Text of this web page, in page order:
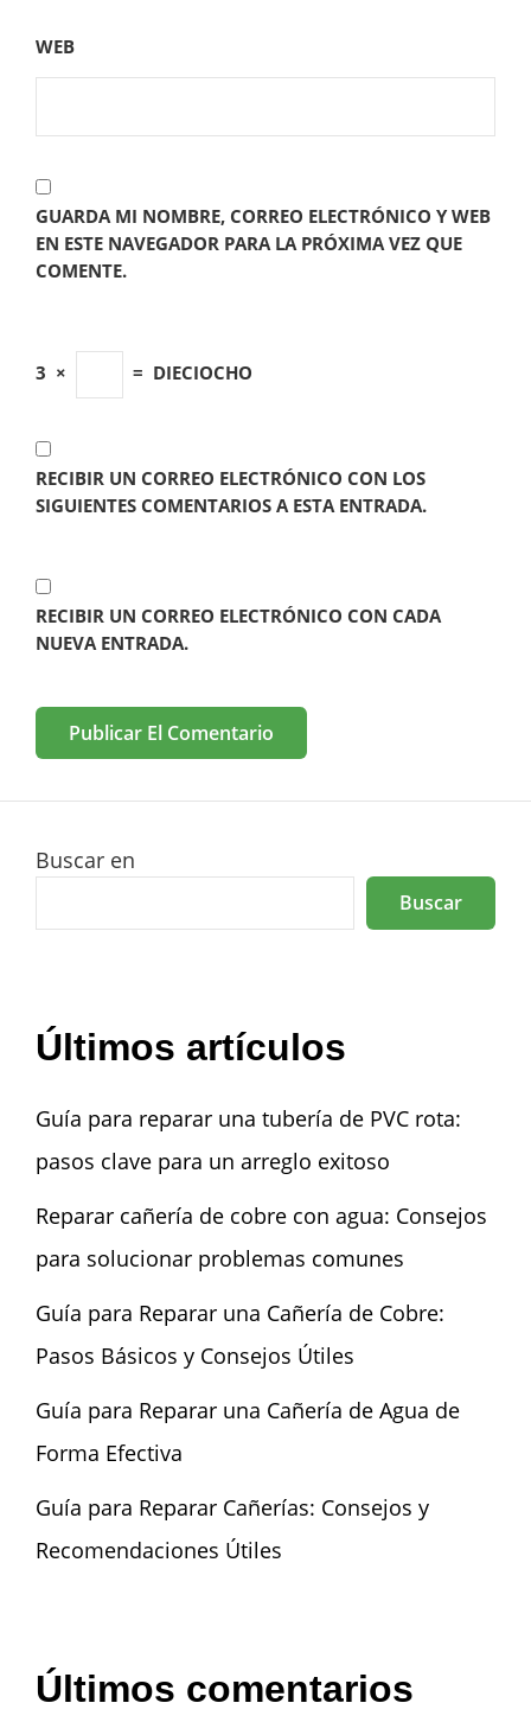
WEB
GUARDA MI NOMBRE, CORREO ELECTRÓNICO Y WEB
EN ESTE NAVEGADOR PARA LA PRÓXIMA VEZ QUE
COMENTE.
3 × = DIECIOCHO
RECIBIR UN CORREO ELECTRÓNICO CON LOS
SIGUIENTES COMENTARIOS A ESTA ENTRADA.
RECIBIR UN CORREO ELECTRÓNICO CON CADA
NUEVA ENTRADA.
Buscar en
Buscar
Últimos artículos
Guía para reparar una tubería de PVC rota:
pasos clave para un arreglo exitoso
Reparar cañería de cobre con agua: Consejos
para solucionar problemas comunes
Guía para Reparar una Cañería de Cobre:
Pasos Básicos y Consejos Útiles
Guía para Reparar una Cañería de Agua de
Forma Efectiva
Guía para Reparar Cañerías: Consejos y
Recomendaciones Útiles
Últimos comentarios